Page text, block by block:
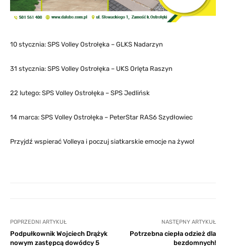
10 stycznia: SPS Volley Ostrołęka – GLKS Nadarzyn
31 stycznia: SPS Volley Ostrołęka – UKS Orlęta Raszyn
22 lutego: SPS Volley Ostrołęka – SPS Jedlińsk
14 marca: SPS Volley Ostrołęka – PeterStar RAS6 Szydłowiec
Przyjdź wspierać Volleya i poczuj siatkarskie emocje na żywo!
POPRZEDNI ARTYKUŁ
Podpułkownik Wojciech Drążyk
nowym zastępcą dowódcy 5
NASTĘPNY ARTYKUŁ
Potrzebna ciepła odzież dla
bezdomnych!